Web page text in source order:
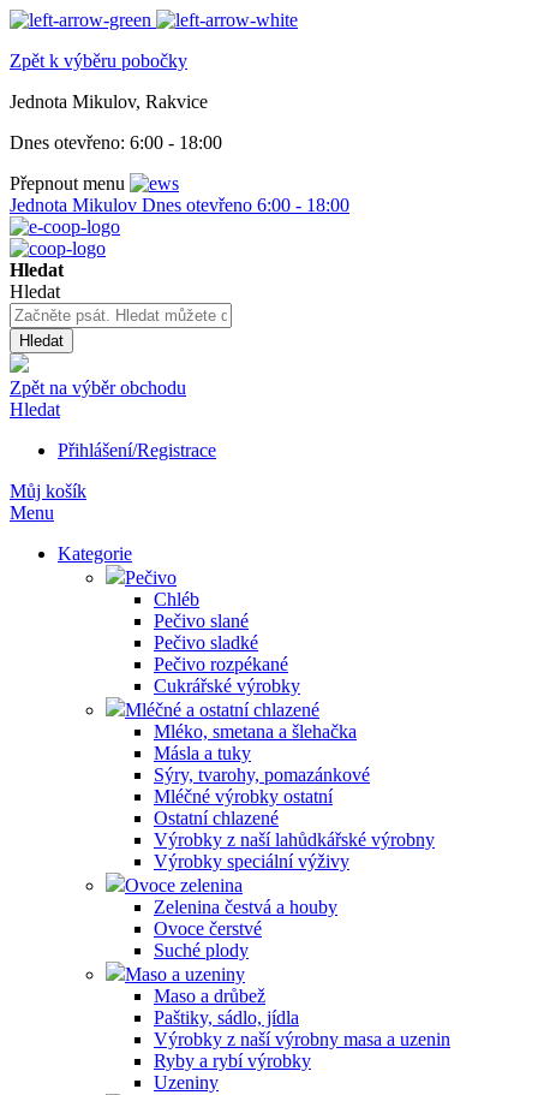
Zpět k výběru pobočky
Jednota Mikulov, Rakvice
Dnes otevřeno: 6:00 - 18:00
Přepnout menu
Jednota Mikulov Dnes otevřeno 6:00 - 18:00
Hledat
Hledat
Hledat
Zpět na výběr obchodu
Hledat
Přihlášení/Registrace
Můj košík
Menu
Kategorie
Pečivo
Chléb
Pečivo slané
Pečivo sladké
Pečivo rozpékané
Cukrářské výrobky
Mléčné a ostatní chlazené
Mléko, smetana a šlehačka
Másla a tuky
Sýry, tvarohy, pomazánkové
Mléčné výrobky ostatní
Ostatní chlazené
Výrobky z naší lahůdkářské výrobny
Výrobky speciální výživy
Ovoce zelenina
Zelenina čestvá a houby
Ovoce čerstvé
Suché plody
Maso a uzeniny
Maso a drůbež
Paštiky, sádlo, jídla
Výrobky z naší výrobny masa a uzenin
Ryby a rybí výrobky
Uzeniny